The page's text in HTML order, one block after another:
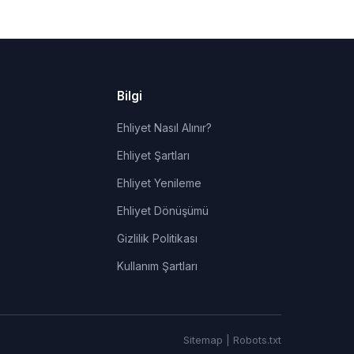
Bilgi
Ehliyet Nasıl Alınır?
Ehliyet Şartları
Ehliyet Yenileme
Ehliyet Dönüşümü
Gizlilik Politikası
Kullanım Şartları
Sitemap Robots.txt